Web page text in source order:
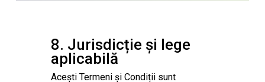
8. Jurisdicție și lege
aplicabilă
Acești Termeni și Condiții sunt